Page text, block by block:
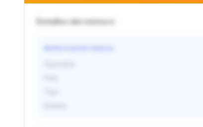
Detalles del número
Información básica